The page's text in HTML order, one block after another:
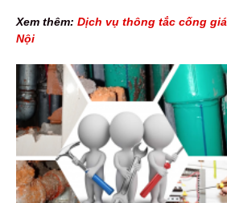
Xem thêm: Dịch vụ thông tắc cống
Nội